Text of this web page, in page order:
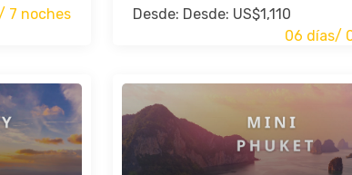
7 noches
Desde: Desde: US$1,110
06 días/